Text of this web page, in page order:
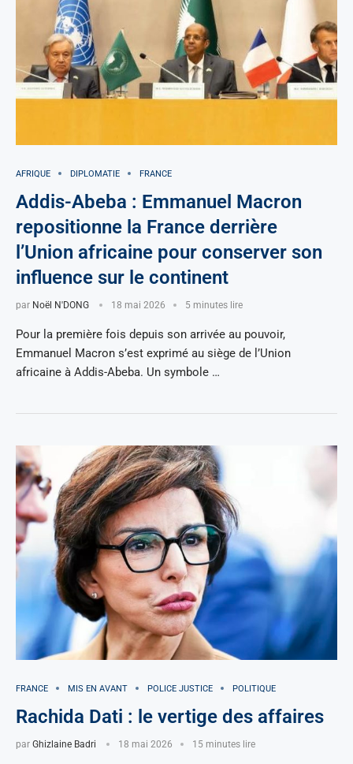
AFRIQUE DIPLOMATIE FRANCE
Addis-Abeba : Emmanuel Macron
repositionne la France derrière
l’Union africaine pour conserver son
influence sur le continent
par Noël N'DONG 18 mai 2026 5 minutes lire
Pour la première fois depuis son arrivée au pouvoir,
Emmanuel Macron s’est exprimé au siège de l’Union
africaine à Addis-Abeba. Un symbole …
FRANCE MIS EN AVANT POLICE JUSTICE POLITIQUE
Rachida Dati : le vertige des affaires
par Ghizlaine Badri 18 mai 2026 15 minutes lire